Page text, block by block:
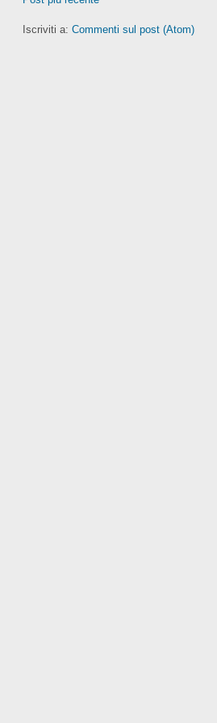
Iscriviti a: Commenti sul post (Atom)